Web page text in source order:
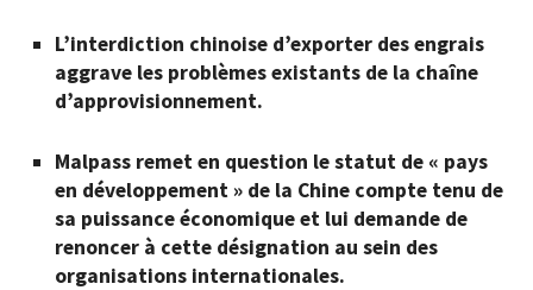
L’interdiction chinoise d’exporter des engrais
aggrave les problèmes existants de la chaîne
d’approvisionnement.
Malpass remet en question le statut de « pays
en développement » de la Chine compte tenu de
sa puissance économique et lui demande de
renoncer à cette désignation au sein des
organisations internationales.